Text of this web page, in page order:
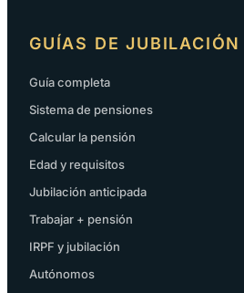
GUÍAS DE JUBILACIÓN
Guía completa
Sistema de pensiones
Calcular la pensión
Edad y requisitos
Jubilación anticipada
Trabajar + pensión
IRPF y jubilación
Autónomos